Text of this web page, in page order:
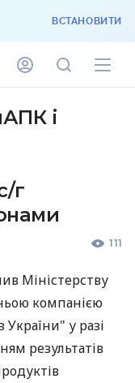
ВСТАНОВИТИ
і
г
111
Міністерству
компанією
у разі
результатів